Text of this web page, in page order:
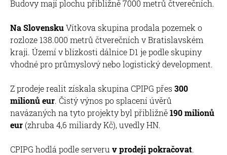
Budovy mají plochu přibližně 7000 metrů čtverečních.
Na SlovenskuVítkova skupina prodala pozemek o
rozloze 138.000 metrů čtverečních v Bratislavském
kraji. Území v blízkosti dálnice D1 je podle skupiny
vhodné pro průmyslový nebo logistický development.
Z prodeje realit získala skupina CPIPG přes 300
milionů eur. Čistý výnos po splacení úvěrů
navázaných na tyto projekty byl přibližně190 milionů
eur(zhruba 4,6 miliardy Kč), uvedly HN.
CPIPG hodlá podle serveru v prodeji pokračovat.